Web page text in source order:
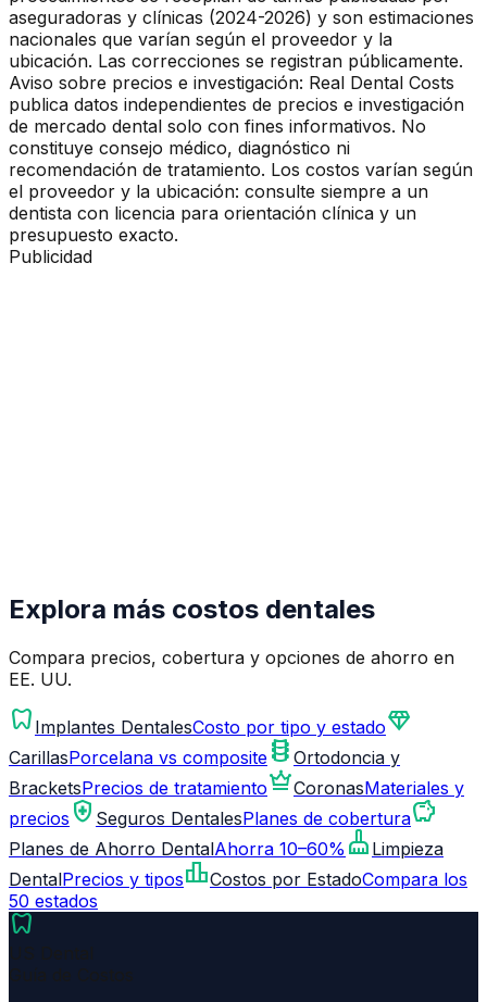
aseguradoras y clínicas (2024-2026) y son estimaciones
nacionales que varían según el proveedor y la
ubicación. Las correcciones se registran públicamente.
Aviso sobre precios e investigación: Real Dental Costs
publica datos independientes de precios e investigación
de mercado dental solo con fines informativos. No
constituye consejo médico, diagnóstico ni
recomendación de tratamiento. Los costos varían según
el proveedor y la ubicación: consulte siempre a un
dentista con licencia para orientación clínica y un
presupuesto exacto.
Publicidad
Explora más costos dentales
Compara precios, cobertura y opciones de ahorro en
EE. UU.
dentistry Implantes DentalesCosto por tipo y estadodiamond
CarillasPorcelana vs composite orthopedics Ortodoncia y
BracketsPrecios de tratamientocrownCoronasMateriales y
precios health_and_safety Seguros DentalesPlanes de coberturasavings
Planes de Ahorro DentalAhorra 10–60% cleaning_services Limpieza
DentalPrecios y tiposleaderboardCostos por EstadoCompara los
50 estados
dentistry